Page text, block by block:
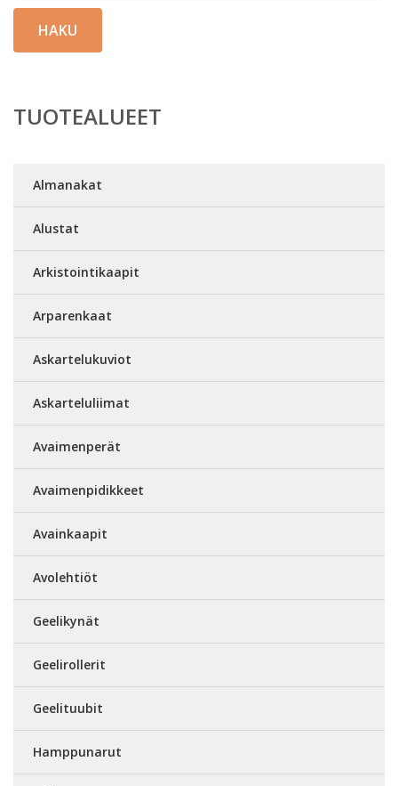
HAKU
TUOTEALUEET
Almanakat
Alustat
Arkistointikaapit
Arparenkaat
Askartelukuviot
Askarteluliimat
Avaimenperät
Avaimenpidikkeet
Avainkaapit
Avolehtiöt
Geelikynät
Geelirollerit
Geelituubit
Hamppunarut